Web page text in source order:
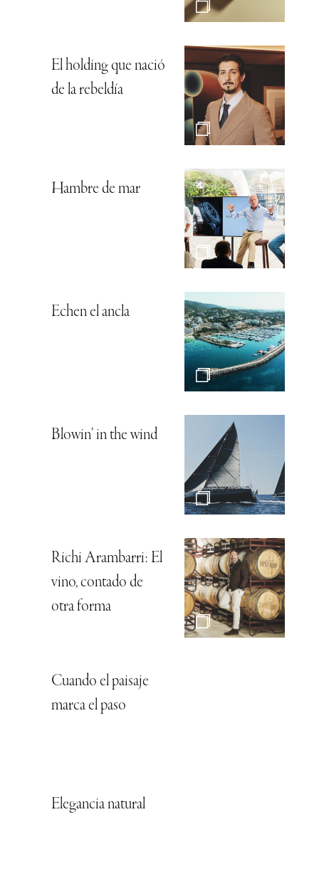
El holding que nació
de la rebeldía
Hambre de mar
Echen el ancla
Blowin’ in the wind
Richi Arambarri: El
vino, contado de
otra forma
Cuando el paisaje
marca el paso
Elegancia natural